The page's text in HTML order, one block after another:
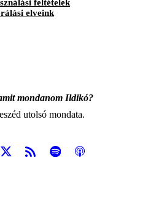
feltételek
elveink
mondanom Ildikó?
utolsó mondata.